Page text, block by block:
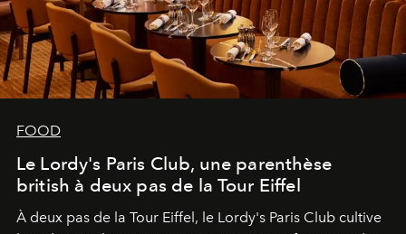
FOOD
Le Lordy's Paris Club, une parenthèse
british à deux pas de la Tour Eiffel
À deux pas de la Tour Eiffel, le Lordy's Paris Club cultive